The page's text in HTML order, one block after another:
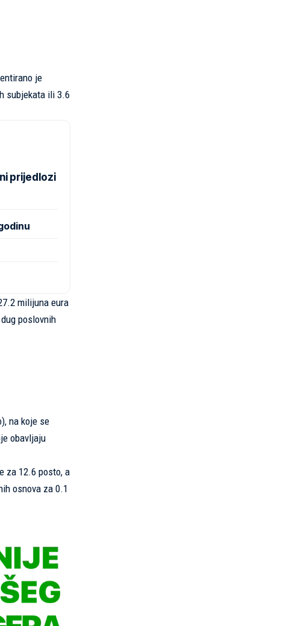
je
subjekata ili 3.6
prijedlozi
milijuna eura
poslovnih
na koje se
obavljaju
za 12.6 posto, a
osnova za 0.1